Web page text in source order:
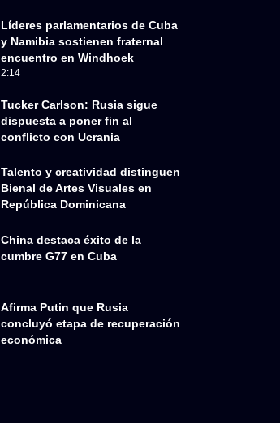
Líderes parlamentarios de Cuba
y Namibia sostienen fraternal
encuentro en Windhoek
2:14
Tucker Carlson: Rusia sigue
dispuesta a poner fin al
conflicto con Ucrania
Talento y creatividad distinguen
Bienal de Artes Visuales en
República Dominicana
China destaca éxito de la
cumbre G77 en Cuba
Afirma Putin que Rusia
concluyó etapa de recuperación
económica